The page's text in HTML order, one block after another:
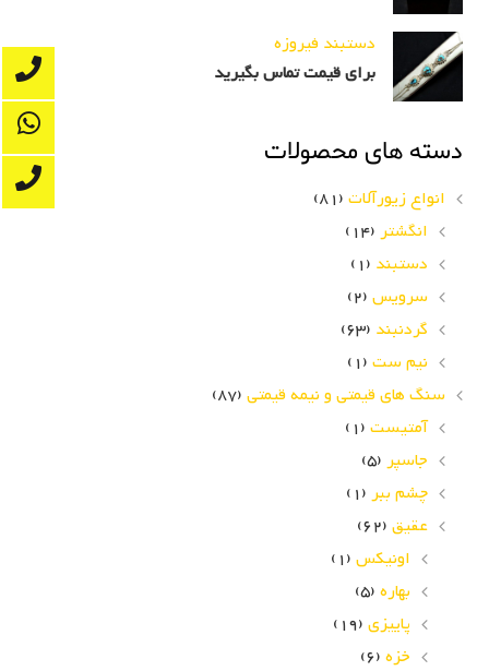
دستبند فیروزه
برای قیمت تماس بگیرید
دسته های محصولات
انواع زیورآلات (81)
انگشتر (14)
دستبند (1)
سرویس (2)
گردنبند (63)
نیم ست (1)
سنگ های قیمتی و نیمه قیمتی (87)
آمتیست (1)
جاسپر (5)
چشم ببر (1)
عقیق (62)
اونیکس (1)
بهاره (5)
پاییزی (19)
خزه (6)